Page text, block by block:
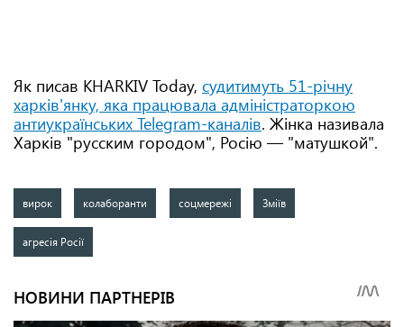
Як писав KHARKIV Today, судитимуть 51-річну
харків'янку, яка працювала адміністраторкою
антиукраїнських Telegram-каналів. Жінка називала
Харків "русским городом", Росію — "матушкой".
вирок колаборанти соцмережі Зміїв
агресія Росії